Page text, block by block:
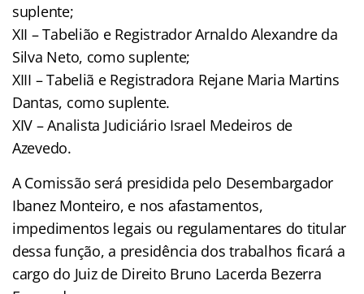
suplente;
XII – Tabelião e Registrador Arnaldo Alexandre da
Silva Neto, como suplente;
XIII – Tabeliã e Registradora Rejane Maria Martins
Dantas, como suplente.
XIV – Analista Judiciário Israel Medeiros de
Azevedo.
A Comissão será presidida pelo Desembargador
Ibanez Monteiro, e nos afastamentos,
impedimentos legais ou regulamentares do titular
dessa função, a presidência dos trabalhos ficará a
cargo do Juiz de Direito Bruno Lacerda Bezerra